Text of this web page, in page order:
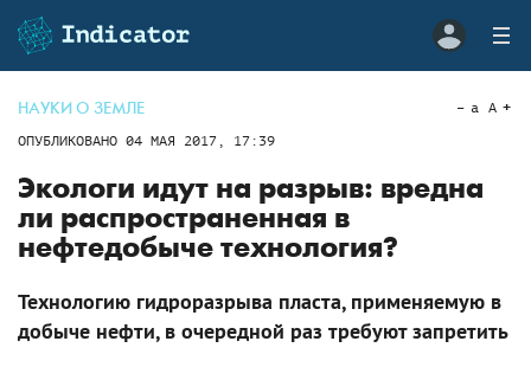
НАУКИ О ЗЕМЛЕ
ОПУБЛИКОВАНО 04 МАЯ 2017, 17:39
a A
Экологи идут на разрыв: вредна
ли распространенная в
нефтедобыче технология?
Технологию гидроразрыва пласта, применяемую в
добыче нефти, в очередной раз требуют запретить